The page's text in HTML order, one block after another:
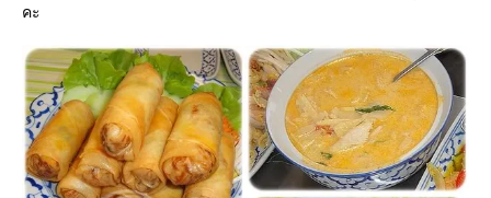
คะ